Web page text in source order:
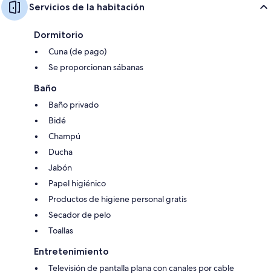
Servicios de la habitación
Dormitorio
Cuna (de pago)
Se proporcionan sábanas
Baño
Baño privado
Bidé
Champú
Ducha
Jabón
Papel higiénico
Productos de higiene personal gratis
Secador de pelo
Toallas
Entretenimiento
Televisión de pantalla plana con canales por cable